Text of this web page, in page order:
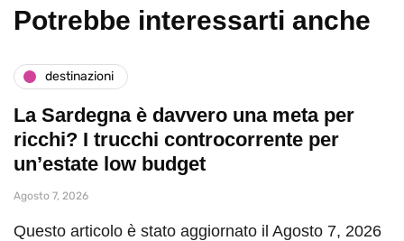
Potrebbe interessarti anche
destinazioni
La Sardegna è davvero una meta per
ricchi? I trucchi controcorrente per
un’estate low budget
Agosto 7, 2026
Questo articolo è stato aggiornato il Agosto 7, 2026